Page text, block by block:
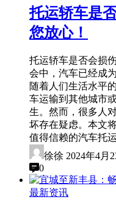
托运轿车是
您放心！
托运轿车是否会损
会中，汽车已经成
随着人们生活水平
车运输到其他城市
生。然而，很多人
坏存在疑虑。本文
值得信赖的汽车托
徐徐 2024年4月
0
最新资讯